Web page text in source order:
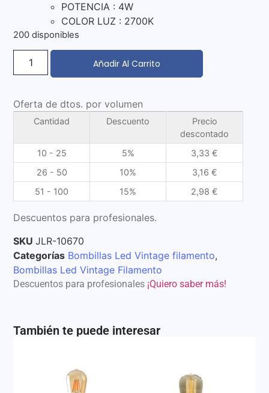
POTENCIA : 4W
COLOR LUZ : 2700K
200 disponibles
Añadir Al Carrito
Oferta de dtos. por volumen
Cantidad Descuento
Precio
descontado
10 - 25
5% 3,33€
26 - 50
10% 3,16 €
51 - 100
15% 2,98€
Descuentos para profesionales.
SKUJLR-10670
Categorías Bombillas Led Vintage filamento,
Bombillas Led Vintage Filamento
Descuentos para profesionales ¡Quiero saber más!
También te puede interesar